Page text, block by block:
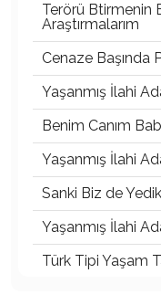
Terörü Btirmenin
Araştırmalarım
Cenaze Başında
Yaşanmış İlahi
Benim Canım
Yaşanmış İlahi
Sanki Biz de Yedik
Yaşanmış İlahi
Türk Tipi Yaşam